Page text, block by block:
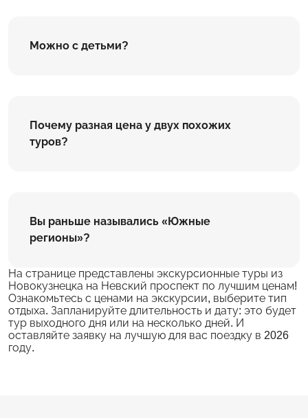
Можно с детьми?
Почему разная цена у двух похожих
туров?
Вы раньше назывались «Южные
регионы»?
На странице представлены экскурсионные туры из
Новокузнецка на Невский проспект по лучшим ценам!
Ознакомьтесь с ценами на экскурсии, выберите тип
отдыха. Запланируйте длительность и дату: это будет
тур выходного дня или на несколько дней. И
оставляйте заявку на лучшую для вас поездку в 2026
году.